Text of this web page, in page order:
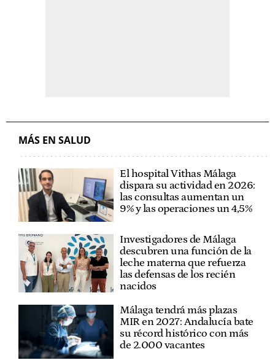
MÁS EN SALUD
El hospital Vithas Málaga
dispara su actividad en 2026:
las consultas aumentan un
9% y las operaciones un 4,5%
Investigadores de Málaga
descubren una función de la
leche materna que refuerza
las defensas de los recién
nacidos
Málaga tendrá más plazas
MIR en 2027: Andalucía bate
su récord histórico con más
de 2.000 vacantes